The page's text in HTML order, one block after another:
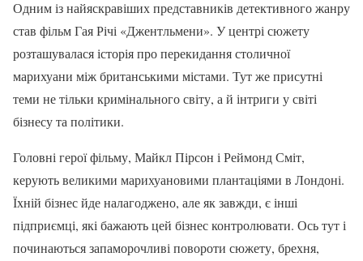
Одним із найяскравіших представників детективного жанру
став фільм Гая Річі «Джентльмени». У центрі сюжету
розташувалася історія про перекидання столичної
марихуани між британськими містами. Тут же присутні
теми не тільки кримінального світу, а й інтриги у світі
бізнесу та політики.
Головні герої фільму, Майкл Пірсон і Реймонд Сміт,
керують великими марихуановими плантаціями в Лондоні.
Їхній бізнес йде налагоджено, але як завжди, є інші
підприємці, які бажають цей бізнес контролювати. Ось тут і
починаються запаморочливі повороти сюжету, брехня,